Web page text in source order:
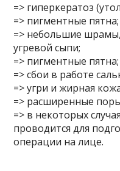
=> гиперкератоз
=> пигментные пятна;
=> небольшие
угревой сыпи;
=> пигментные пятна;
=> сбои в работе
=> угри и жирная
=> расширенные
=> в некоторых
проводится для
операции на лице.